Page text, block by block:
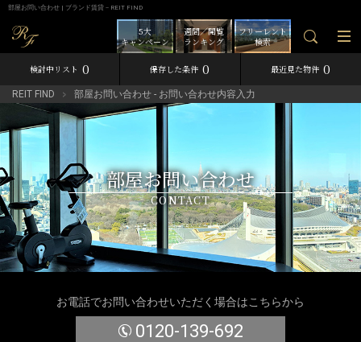
部屋お問い合わせ | ブランド賃貸－REIT FIND
フリーレント
検索
週間／閲覧
ランキング
5大
キャンペーン
検討中リスト 0 保存した条件 0 最近見た物件 0
REIT FIND 部屋お問い合わせ - お問い合わせ内容入力
部屋お問い合わせ
CONTACT
お電話でお問い合わせいただく場合はこちらから
0120-139-692